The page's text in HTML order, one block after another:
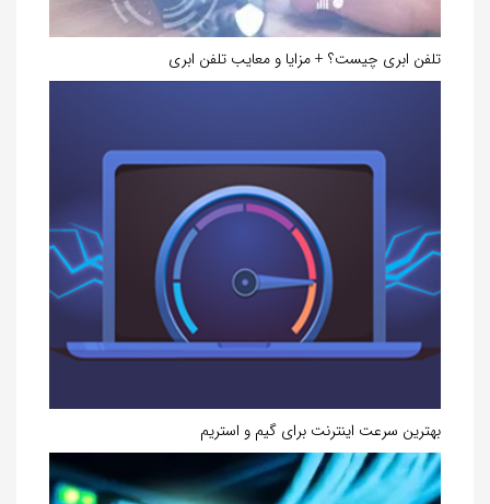
تلفن ابری چیست؟ + مزایا و معایب تلفن ابری
بهترین سرعت اینترنت برای گیم و استریم